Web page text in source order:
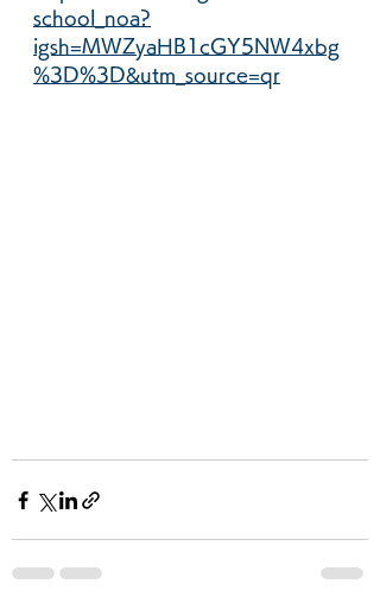
school_noa?
igsh=MWZyaHB1cGY5NW4xbg
%3D%3D&utm_source=qr